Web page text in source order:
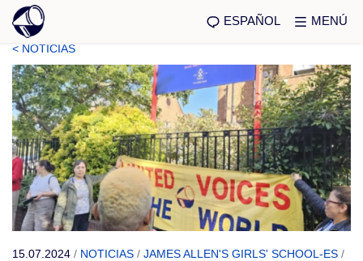
ESPAÑOL MENÚ
< NOTICIAS
15.07.2024 / NOTICIAS / JAMES ALLEN'S GIRLS' SCHOOL-ES /